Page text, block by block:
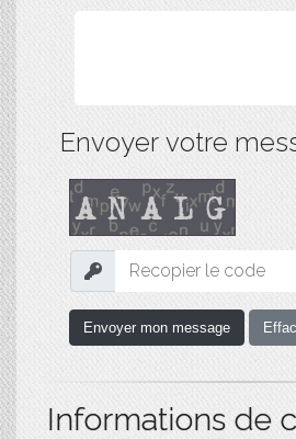
Envoyer votre
Envoyer mon message
Informations de